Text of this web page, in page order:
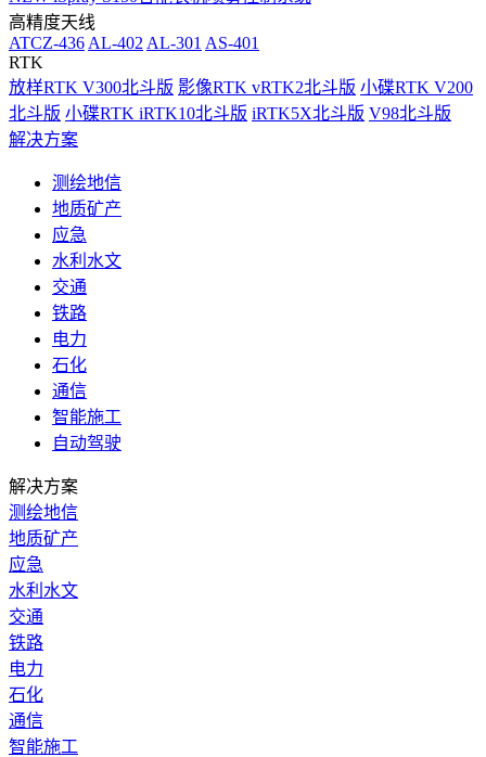
高精度天线
ATCZ-436 AL-402 AL-301 AS-401
RTK
放样RTK V300北斗版 影像RTK vRTK2北斗版 小碟RTK V200
北斗版 小碟RTK iRTK10北斗版 iRTK5X北斗版 V98北斗版
解决方案
测绘地信
地质矿产
应急
水利水文
交通
铁路
电力
石化
通信
智能施工
自动驾驶
解决方案
测绘地信
地质矿产
应急
水利水文
交通
铁路
电力
石化
通信
智能施工